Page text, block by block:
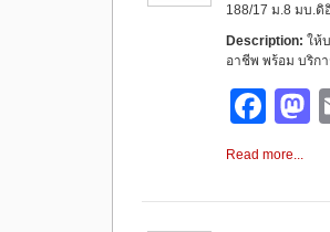
o
k
n
188/17 ม.8 มบ.ดิ
Description: ให้
อาชีพ พร้อม บริก
F
a
e
o
Read more...